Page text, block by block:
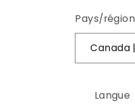
Pays/région
Langue